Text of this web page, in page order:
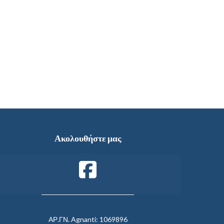
Ακολουθήστε μας
ΑΡ.ΓΝ. Agnanti: 1069896